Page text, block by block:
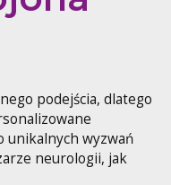
podejścia, dlatego
unikalnych wyzwań
neurologii, jak